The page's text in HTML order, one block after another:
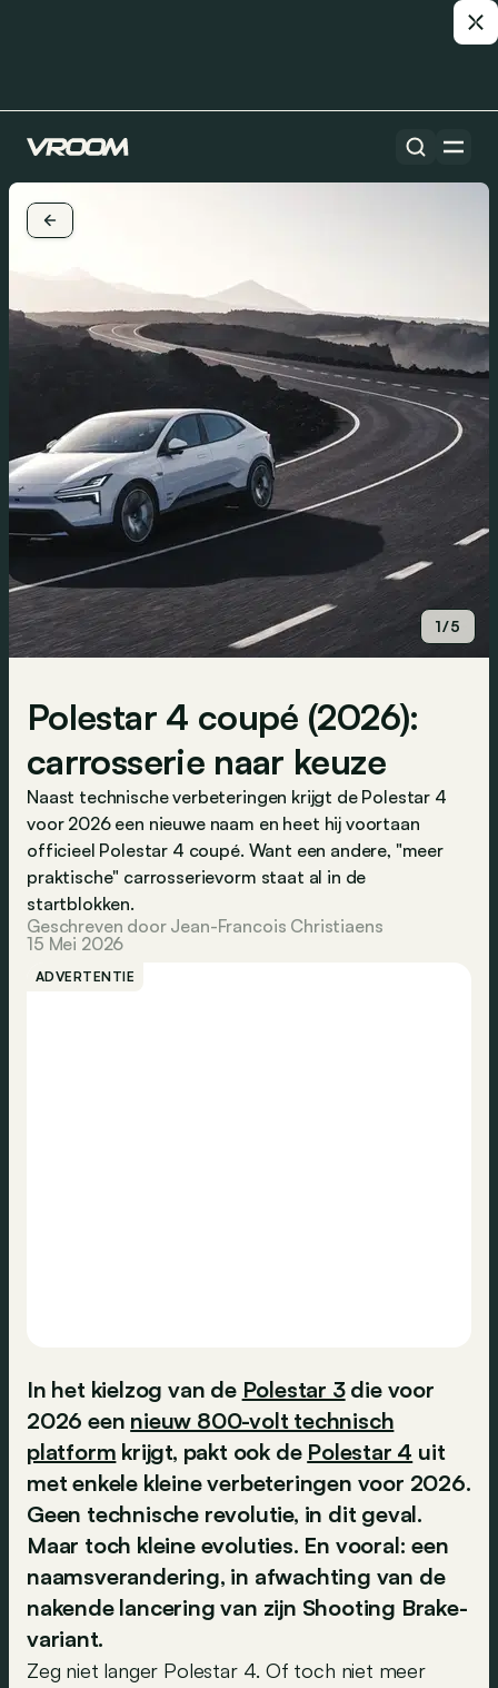
1/5
Polestar 4 coupé (2026):
carrosserie naar keuze
Naast technische verbeteringen krijgt de Polestar 4
voor 2026 een nieuwe naam en heet hij voortaan
officieel Polestar 4 coupé. Want een andere, "meer
praktische" carrosserievorm staat al in de
startblokken.
Geschreven door Jean-Francois Christiaens
15 Mei 2026
ADVERTENTIE
In het kielzog van de Polestar 3die voor
2026 een nieuw 800-volt technisch
platform krijgt, pakt ook de Polestar 4 uit
met enkele kleine verbeteringen voor 2026.
Geen technische revolutie, in dit geval.
Maar toch kleine evoluties. En vooral: een
naamsverandering, in afwachting van de
nakende lancering van zijn Shooting Brake-
variant.
Zeg niet langer Polestar 4. Of toch niet meer